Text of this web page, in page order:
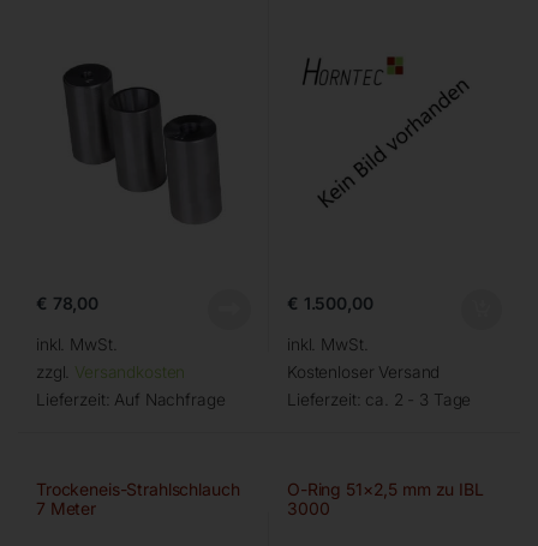
€ 78,00
inkl. MwSt.
zzgl. Versandkosten
Lieferzeit: Auf Nachfrage
€ 1.500,00
inkl. MwSt.
Kostenloser Versand
Lieferzeit: ca. 2 - 3 Tage
Trockeneis-Strahlschlauch
7 Meter
O-Ring 51×2,5 mm zu IBL
3000